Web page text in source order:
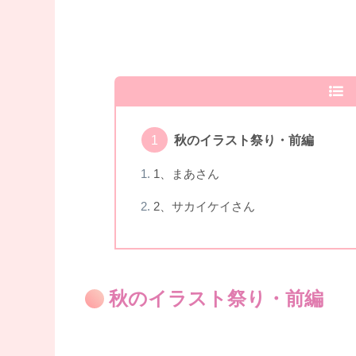
秋のイラスト祭り・前編
1、まあさん
2、サカイケイさん
秋のイラスト祭り・前編